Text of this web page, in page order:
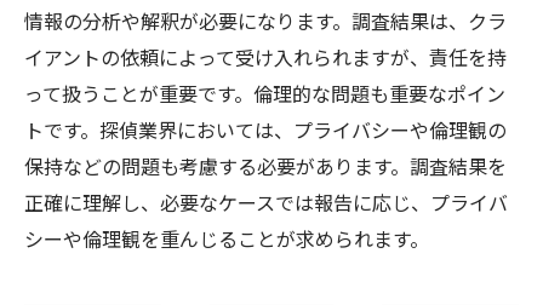
情報の分析や解釈が必要になります。調査結果は、クラ
イアントの依頼によって受け入れられますが、責任を持
って扱うことが重要です。倫理的な問題も重要なポイン
トです。探偵業界においては、プライバシーや倫理観の
保持などの問題も考慮する必要があります。調査結果を
正確に理解し、必要なケースでは報告に応じ、プライバ
シーや倫理観を重んじることが求められます。